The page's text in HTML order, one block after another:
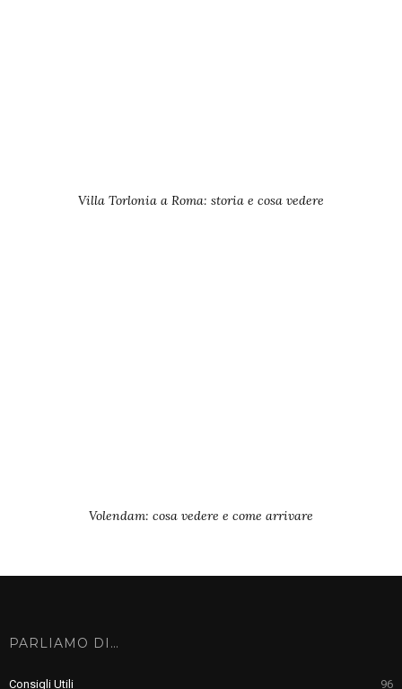
Villa Torlonia a Roma: storia e cosa vedere
Volendam: cosa vedere e come arrivare
PARLIAMO DI…
Consigli Utili 96